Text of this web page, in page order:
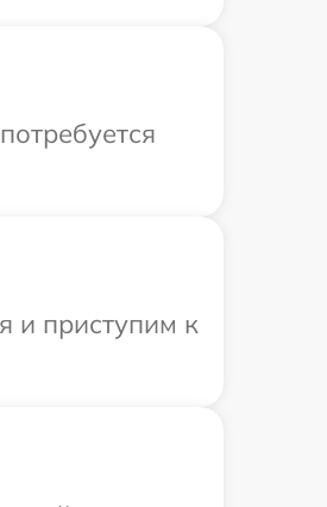
и приступим к